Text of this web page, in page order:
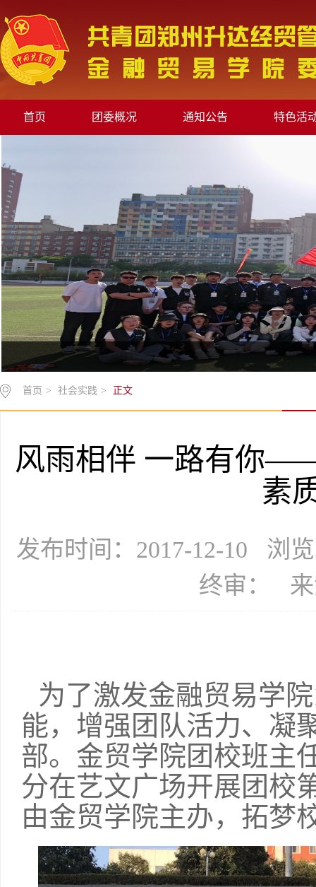
首页 团委概况 通知公告 特色活
首页 > 社会实践 > 正文
风雨相伴 一路有你
素
发布时间：2017-12-10 浏
终审： 来
为了激发金融贸易学
能，增强团队活力、凝
部。金贸学院团校班主
分在艺文广场开展团校
由金贸学院主办，拓梦